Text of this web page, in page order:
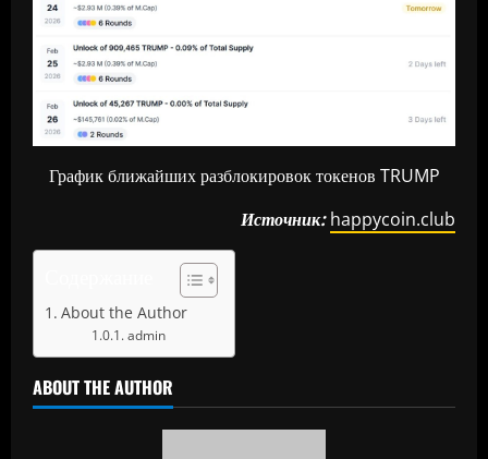
График ближайших разблокировок токенов TRUMP
Источник: happycoin.club
About the Author
admin
ABOUT THE AUTHOR